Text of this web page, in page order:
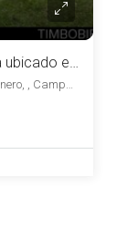
Excelente Campo en venta de 171ha ubicado en Campanero
Establecimiento Sobre Ruta 8 Zona El Campanero, , Campanero